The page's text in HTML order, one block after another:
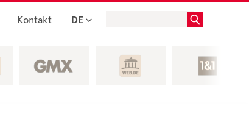
Kontakt DE